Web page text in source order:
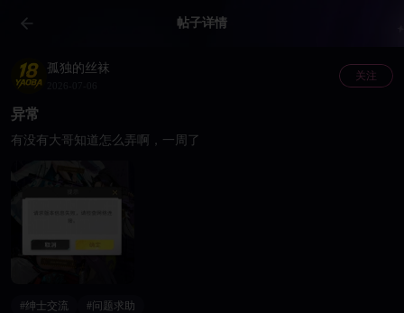
帖子详情
孤独的丝袜
关注
异常
有没有大哥知道怎么弄啊，一周了
#绅士交流 #问题求助